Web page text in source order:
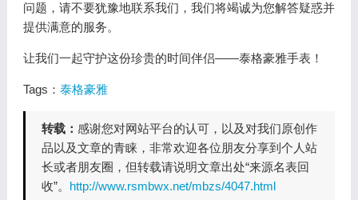
问题，请不要犹豫地联系我们，我们将竭诚为您解答疑惑并
提供满意的服务。
让我们一起守护这份珍贵的时间伴侣——泰格豪雅手表！
Tags： 泰格豪雅
转载： 感谢您对网站平台的认可，以及对我们原创作
品以及文章的青睐，非常欢迎各位朋友分享到个人站
长或者朋友圈，但转载请说明文章出处“来源名表回
收”。 http://www.rsmbwx.net/mbzs/4047.html